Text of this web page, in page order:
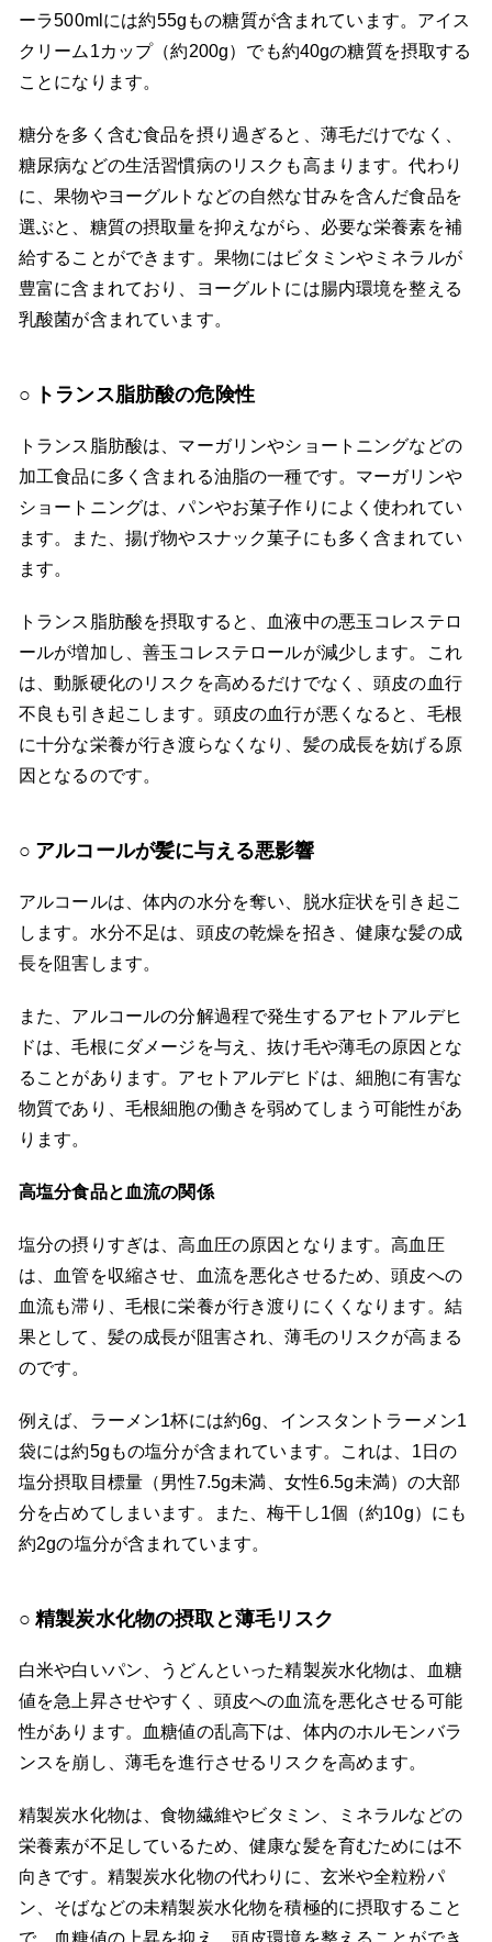
ーラ500mlには約55gもの糖質が含まれています。アイス
クリーム1カップ（約200g）でも約40gの糖質を摂取する
ことになります。
糖分を多く含む食品を摂り過ぎると、薄毛だけでなく、
糖尿病などの生活習慣病のリスクも高まります。代わり
に、果物やヨーグルトなどの自然な甘みを含んだ食品を
選ぶと、糖質の摂取量を抑えながら、必要な栄養素を補
給することができます。果物にはビタミンやミネラルが
豊富に含まれており、ヨーグルトには腸内環境を整える
乳酸菌が含まれています。
トランス脂肪酸の危険性
トランス脂肪酸は、マーガリンやショートニングなどの
加工食品に多く含まれる油脂の一種です。マーガリンや
ショートニングは、パンやお菓子作りによく使われてい
ます。また、揚げ物やスナック菓子にも多く含まれてい
ます。
トランス脂肪酸を摂取すると、血液中の悪玉コレステロ
ールが増加し、善玉コレステロールが減少します。これ
は、動脈硬化のリスクを高めるだけでなく、頭皮の血行
不良も引き起こします。頭皮の血行が悪くなると、毛根
に十分な栄養が行き渡らなくなり、髪の成長を妨げる原
因となるのです。
アルコールが髪に与える悪影響
アルコールは、体内の水分を奪い、脱水症状を引き起こ
します。水分不足は、頭皮の乾燥を招き、健康な髪の成
長を阻害します。
また、アルコールの分解過程で発生するアセトアルデヒ
ドは、毛根にダメージを与え、抜け毛や薄毛の原因とな
ることがあります。アセトアルデヒドは、細胞に有害な
物質であり、毛根細胞の働きを弱めてしまう可能性があ
ります。
高塩分食品と血流の関係
塩分の摂りすぎは、高血圧の原因となります。高血圧
は、血管を収縮させ、血流を悪化させるため、頭皮への
血流も滞り、毛根に栄養が行き渡りにくくなります。結
果として、髪の成長が阻害され、薄毛のリスクが高まる
のです。
例えば、ラーメン1杯には約6g、インスタントラーメン1
袋には約5gもの塩分が含まれています。これは、1日の
塩分摂取目標量（男性7.5g未満、女性6.5g未満）の大部
分を占めてしまいます。また、梅干し1個（約10g）にも
約2gの塩分が含まれています。
精製炭水化物の摂取と薄毛リスク
白米や白いパン、うどんといった精製炭水化物は、血糖
値を急上昇させやすく、頭皮への血流を悪化させる可能
性があります。血糖値の乱高下は、体内のホルモンバラ
ンスを崩し、薄毛を進行させるリスクを高めます。
精製炭水化物は、食物繊維やビタミン、ミネラルなどの
栄養素が不足しているため、健康な髪を育むためには不
向きです。精製炭水化物の代わりに、玄米や全粒粉パ
ン、そばなどの未精製炭水化物を積極的に摂取すること
で、血糖値の上昇を抑え、頭皮環境を整えることができ